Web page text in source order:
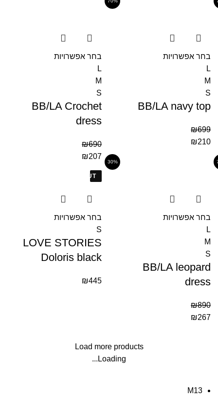
M13
בחר אפשרויות
L
M
S
BB/LA navy top
₪699
₪210
בחר אפשרויות
L
M
S
BB/LA Crochet
dress
₪690
₪207
בחר אפשרויות
L
M
S
BB/LA leopard
dress
₪890
₪267
SOLD OUT
30%
בחר אפשרויות
S
LOVE STORIES
Doloris black
₪445
Load more products
Loading...